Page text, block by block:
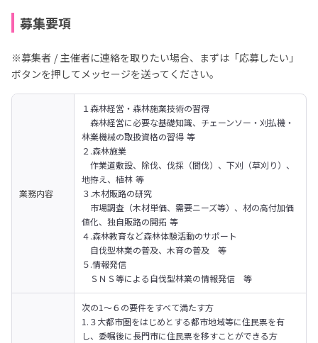
募集要項
※募集者 / 主催者に連絡を取りたい場合、まずは「応募したい」
ボタンを押してメッセージを送ってください。
業務内容
１森林経営・森林施業技術の習得
森林経営に必要な基礎知識、チェーンソー・刈払機・
林業機械の取扱資格の習得 等
２.森林施業
作業道敷設、除伐、伐採（間伐）、下刈（草刈り）、
地拵え、植林 等
３.木材販路の研究
市場調査（木材単価、需要ニーズ等）、材の高付加価
値化、独自販路の開拓 等
４.森林教育など森林体験活動のサポート
自伐型林業の普及、木育の普及　等
５.情報発信
ＳＮＳ等による自伐型林業の情報発信　等
次の1～６の要件をすべて満たす方
1.３大都市圏をはじめとする都市地域等に住民票を有
し、委嘱後に長門市に住民票を移すことができる方